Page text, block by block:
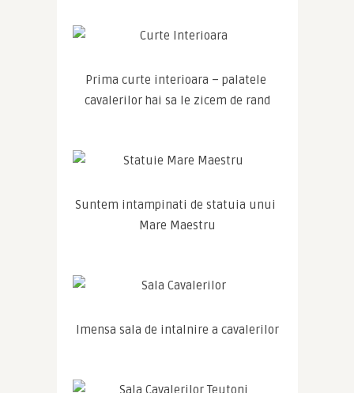
Prima curte interioara – palatele
cavalerilor hai sa le zicem de rand
Suntem intampinati de statuia unui
Mare Maestru
Imensa sala de intalnire a cavalerilor